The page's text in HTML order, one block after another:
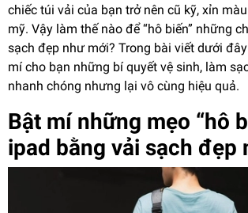
chiếc túi vải của bạn trở nên cũ kỹ, xỉn
mỹ. Vậy làm thế nào để “hô biến” những
sạch đẹp như mới? Trong bài viết dưới
mí cho bạn những bí quyết vệ sinh, làm
nhanh chóng nhưng lại vô cùng hiệu quả.
Bật mí những mẹo “hô
ipad bằng vải sạch đẹp